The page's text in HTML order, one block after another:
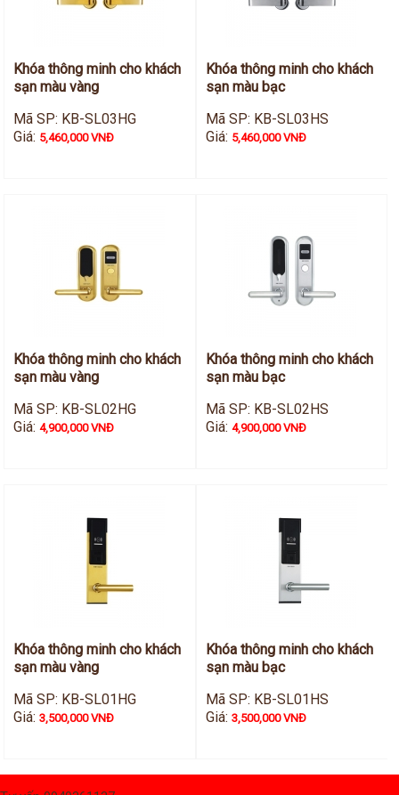
Khóa thông minh cho khách
sạn màu vàng
Mã SP: KB-SL03HG
Giá: 5,460,000 VNĐ
Khóa thông minh cho khách
sạn màu bạc
Mã SP: KB-SL03HS
Giá: 5,460,000 VNĐ
Khóa thông minh cho khách
sạn màu vàng
Mã SP: KB-SL02HG
Giá:4,900,000 VNĐ
Khóa thông minh cho khách
sạn màu bạc
Mã SP: KB-SL02HS
Giá: 4,900,000 VNĐ
Khóa thông minh cho khách
sạn màu vàng
Mã SP: KB-SL01HG
Giá:3,500,000 VNĐ
Khóa thông minh cho khách
sạn màu bạc
Mã SP: KB-SL01HS
Giá: 3,500,000 VNĐ